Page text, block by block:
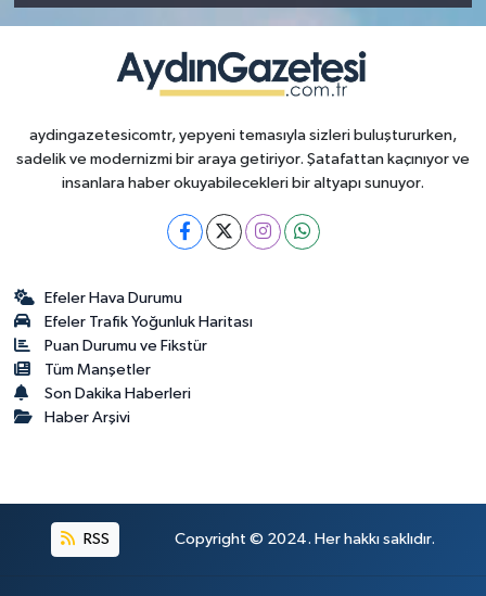
aydingazetesicomtr, yepyeni temasıyla sizleri buluştururken,
sadelik ve modernizmi bir araya getiriyor. Şatafattan kaçınıyor ve
insanlara haber okuyabilecekleri bir altyapı sunuyor.
Efeler Hava Durumu
Efeler Trafik Yoğunluk Haritası
Puan Durumu ve Fikstür
Tüm Manşetler
Son Dakika Haberleri
Haber Arşivi
RSS Copyright © 2024. Her hakkı saklıdır.